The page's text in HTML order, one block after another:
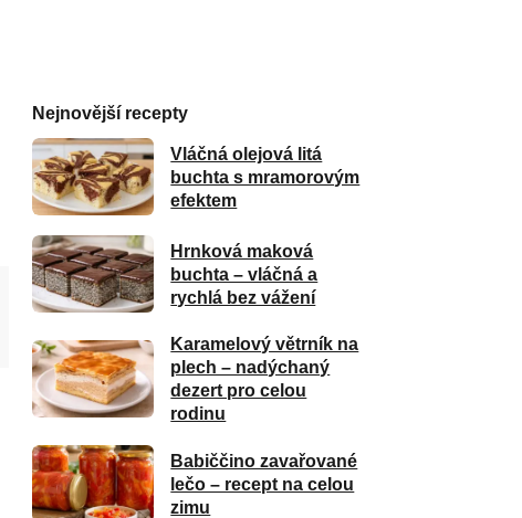
Nejnovější recepty
Vláčná olejová litá
buchta s mramorovým
efektem
Hrnková maková
buchta – vláčná a
rychlá bez vážení
Karamelový větrník na
plech – nadýchaný
dezert pro celou
rodinu
Babiččino zavařované
lečo – recept na celou
zimu